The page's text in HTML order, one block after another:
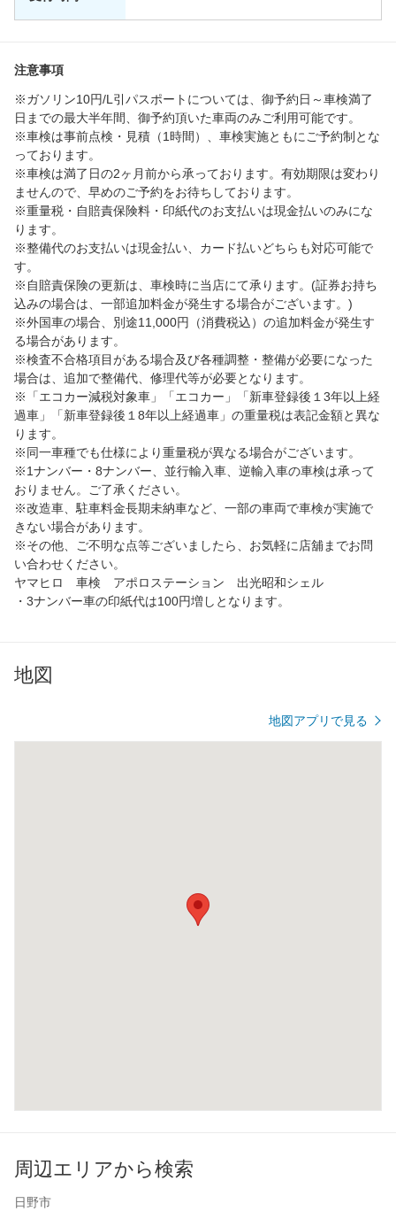
注意事項
※ガソリン10円/L引パスポートについては、御予約日～車検満了
日までの最大半年間、御予約頂いた車両のみご利用可能です。
※車検は事前点検・見積（1時間）、車検実施ともにご予約制とな
っております。
※車検は満了日の2ヶ月前から承っております。有効期限は変わり
ませんので、早めのご予約をお待ちしております。
※重量税・自賠責保険料・印紙代のお支払いは現金払いのみにな
ります。
※整備代のお支払いは現金払い、カード払いどちらも対応可能で
す。
※自賠責保険の更新は、車検時に当店にて承ります。(証券お持ち
込みの場合は、一部追加料金が発生する場合がございます。)
※外国車の場合、別途11,000円（消費税込）の追加料金が発生す
る場合があります。
※検査不合格項目がある場合及び各種調整・整備が必要になった
場合は、追加で整備代、修理代等が必要となります。
※「エコカー減税対象車」「エコカー」「新車登録後１3年以上経
過車」「新車登録後１8年以上経過車」の重量税は表記金額と異な
ります。
※同一車種でも仕様により重量税が異なる場合がございます。
※1ナンバー・8ナンバー、並行輸入車、逆輸入車の車検は承って
おりません。ご了承ください。
※改造車、駐車料金長期未納車など、一部の車両で車検が実施で
きない場合があります。
※その他、ご不明な点等ございましたら、お気軽に店舖までお問
い合わせください。
ヤマヒロ 車検 アポロステーション 出光昭和シェル
・3ナンバー車の印紙代は100円増しとなります。
地図
地図アプリで見る
周辺エリアから検索
日野市